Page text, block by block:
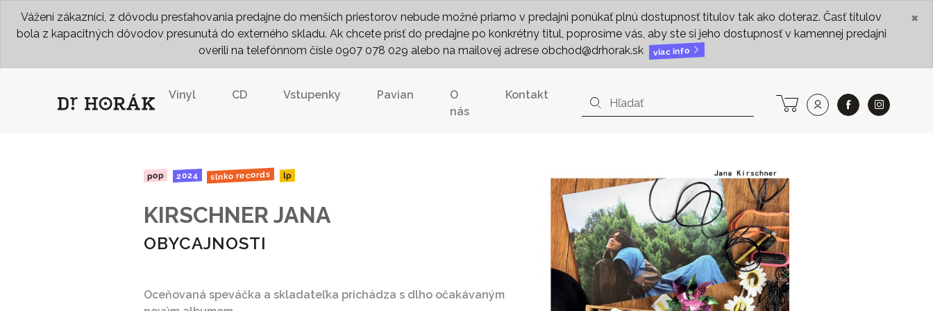
Vážení zákazníci, z dôvodu presťahovania predajne do menších priestorov nebude možné priamo v predajni ponúkať plnú dostupnosť titulov tak ako doteraz. Časť titulov
bola z kapacitných dôvodov presunutá do externého skladu. Ak chcete prísť do predajne po konkrétny titul, poprosíme vás, aby ste si jeho dostupnosť v kamennej predajni
overili na telefónnom čísle 0907 078 029 alebo na mailovej adrese obchod@drhorak.sk
viac info
×
Vinyl CD Vstupenky Pavian
O
nás
Kontakt
pop 2024 slnko records lp
KIRSCHNER JANA
OBYCAJNOSTI
Oceňovaná speváčka a skladateľka prichádza s dlho očakávaným